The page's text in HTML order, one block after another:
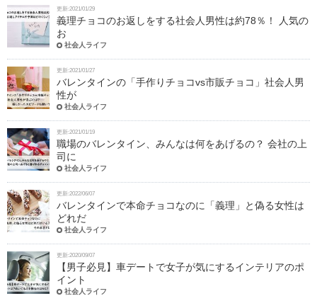
更新:2021/01/29
義理チョコのお返しをする社会人男性は約78％！ 人気の
お
社会人ライフ
更新:2021/01/27
バレンタインの「手作りチョコvs市販チョコ」社会人男
性が
社会人ライフ
更新:2021/01/19
職場のバレンタイン、みんなは何をあげるの？ 会社の上
司に
社会人ライフ
更新:2022/06/07
バレンタインで本命チョコなのに「義理」と偽る女性は
どれだ
社会人ライフ
更新:2020/09/07
【男子必見】車デートで女子が気にするインテリアのポ
イント
社会人ライフ